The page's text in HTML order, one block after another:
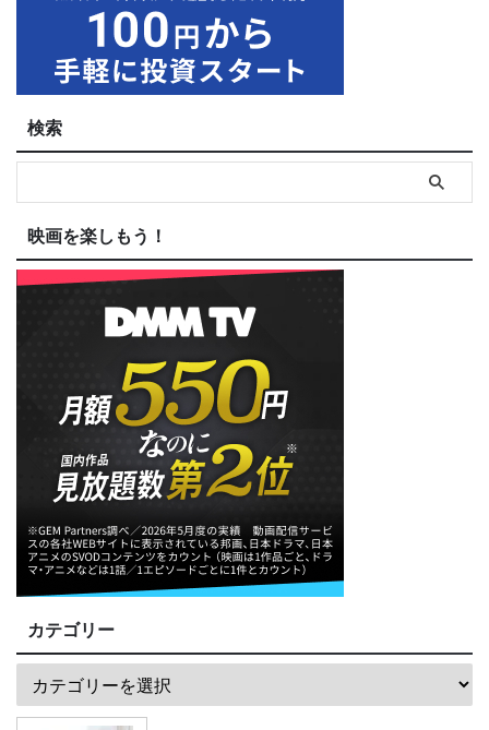
検索
映画を楽しもう！
カテゴリー